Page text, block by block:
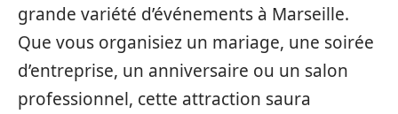
grande variété d’événements à Marseille.
Que vous organisiez un mariage, une soirée
d’entreprise, un anniversaire ou un salon
professionnel, cette attraction saura